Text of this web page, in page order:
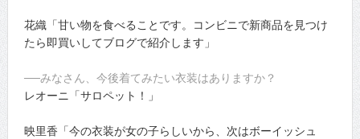
花織「甘い物を食べることです。コンビニで新商品を見つけ
たら即買いしてブログで紹介します」
──みなさん、今後着てみたい衣装はありますか？
レオーニ「サロペット！」
映里香「今の衣装が女の子らしいから、次はボーイッシュ